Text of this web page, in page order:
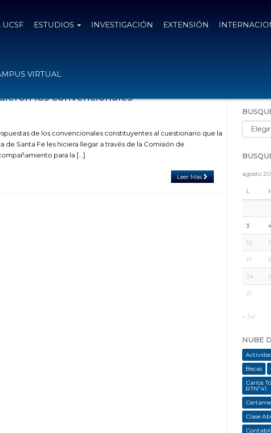
UCSF ESTUDIOS INVESTIGACIÓN EXTENSIÓN
VIRTUAL
los convencionales
de los convencionales constituyentes al cuestionario que la
de Santa Fe les hiciera llegar a través de la Comisión de
para la […]
Leer Más agosto
L
3
10 11
17
24
31
« Jul
NUBE
Becas
Carlos
RTNº41
Clase